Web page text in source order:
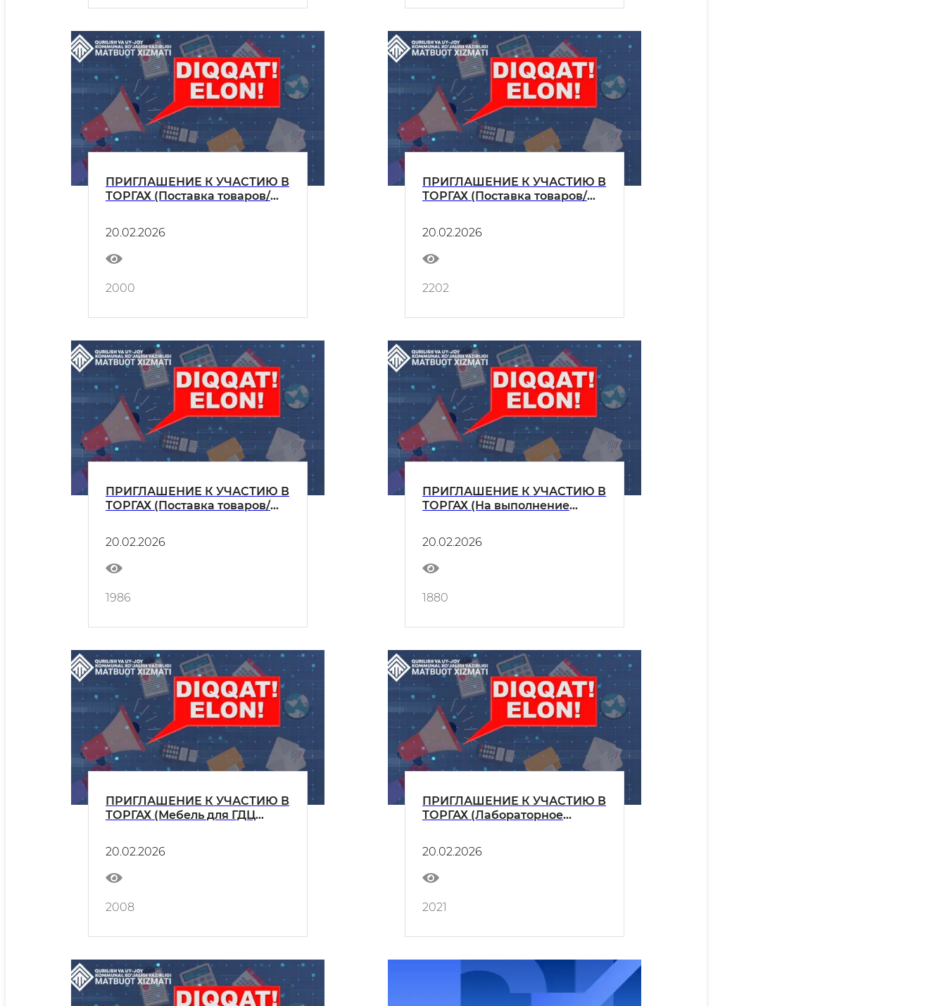
ПРИГЛАШЕНИЕ К УЧАСТИЮ В
ТОРГАХ (Поставка товаров/
20.02.2026
2000
ПРИГЛАШЕНИЕ К УЧАСТИЮ В
ТОРГАХ (Поставка товаров/
20.02.2026
2202
ПРИГЛАШЕНИЕ К УЧАСТИЮ В
ТОРГАХ (Поставка товаров/
20.02.2026
1986
ПРИГЛАШЕНИЕ К УЧАСТИЮ В
ТОРГАХ (На выполнение
диспетчерского центра)
20.02.2026
1880
ПРИГЛАШЕНИЕ К УЧАСТИЮ В
ТОРГАХ (Мебель для ГДЦ
20.02.2026
2008
ПРИГЛАШЕНИЕ К УЧАСТИЮ В
ТОРГАХ (Лабораторное
20.02.2026
2021